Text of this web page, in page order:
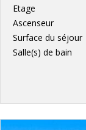
Etage
Ascenseur
Surface du séjour
Salle(s) de bain